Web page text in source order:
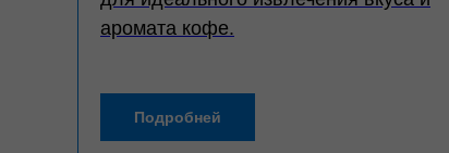
аромата кофе.
Подробней